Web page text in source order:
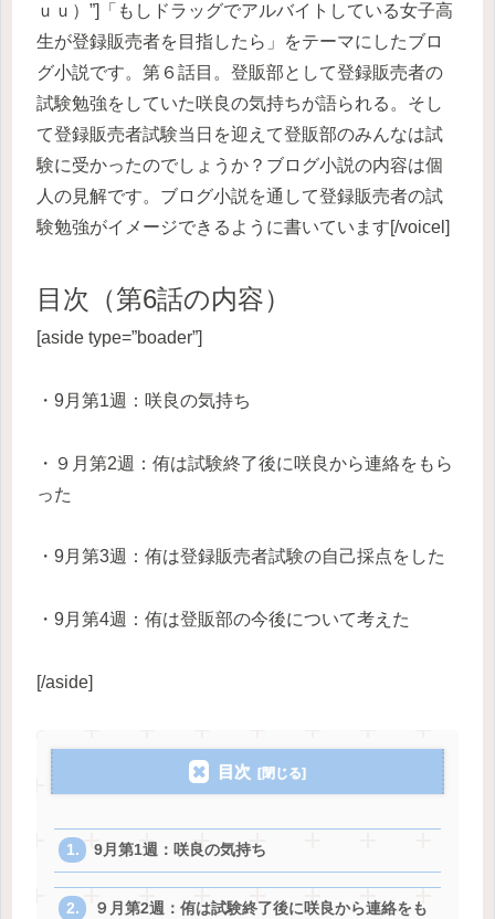
ｕｕ）”]「もしドラッグでアルバイトしている女子高
生が登録販売者を目指したら」をテーマにしたブロ
グ小説です。第６話目。登販部として登録販売者の
試験勉強をしていた咲良の気持ちが語られる。そし
て登録販売者試験当日を迎えて登販部のみんなは試
験に受かったのでしょうか？ブログ小説の内容は個
人の見解です。ブログ小説を通して登録販売者の試
験勉強がイメージできるように書いています[/voicel]
目次（第6話の内容）
[aside type=”boader”]
・9月第1週：咲良の気持ち
・９月第2週：侑は試験終了後に咲良から連絡をもら
った
・9月第3週：侑は登録販売者試験の自己採点をした
・9月第4週：侑は登販部の今後について考えた
[/aside]
目次
9月第1週：咲良の気持ち
９月第2週：侑は試験終了後に咲良から連絡をも